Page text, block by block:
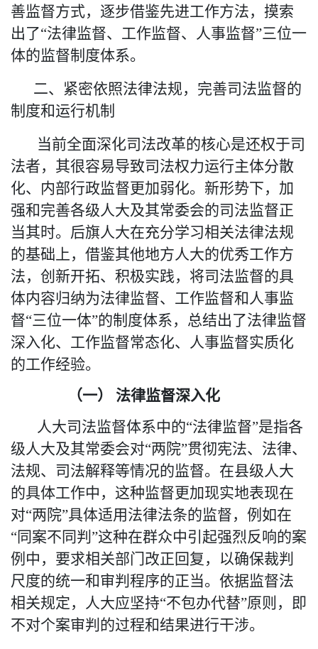
善监督方式，逐步借鉴先进工作方法，摸索
出了“法律监督、工作监督、人事监督”三位一
体的监督制度体系。
二、紧密依照法律法规，完善司法监督的
制度和运行机制
当前全面深化司法改革的核心是还权于司
法者，其很容易导致司法权力运行主体分散
化、内部行政监督更加弱化。新形势下，加
强和完善各级人大及其常委会的司法监督正
当其时。后旗人大在充分学习相关法律法规
的基础上，借鉴其他地方人大的优秀工作方
法，创新开拓、积极实践，将司法监督的具
体内容归纳为法律监督、工作监督和人事监
督“三位一体”的制度体系，总结出了法律监督
深入化、工作监督常态化、人事监督实质化
的工作经验。
（一） 法律监督深入化
人大司法监督体系中的“法律监督”是指各
级人大及其常委会对“两院”贯彻宪法、法律、
法规、司法解释等情况的监督。在县级人大
的具体工作中，这种监督更加现实地表现在
对“两院”具体适用法律法条的监督，例如在
“同案不同判”这种在群众中引起强烈反响的案
例中，要求相关部门改正回复，以确保裁判
尺度的统一和审判程序的正当。依据监督法
相关规定，人大应坚持“不包办代替”原则，即
不对个案审判的过程和结果进行干涉。